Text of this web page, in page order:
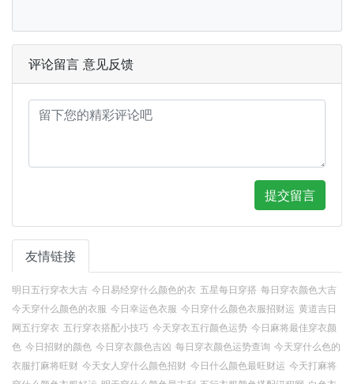
评论留言 意见反馈
提交留言
友情链接
明日五行穿衣大吉 今日易经穿什么颜色的衣 五星每日穿搭 每日穿衣颜色大吉
今天穿什么颜色的衣服 今日幸运色衣服 今日穿什么颜色衣服招财运 黄道吉日
网五行穿衣 五行穿衣搭配小技巧 今天穿衣五行颜色运势 今日麻将最佳穿衣颜
色 今日招财的颜色 今日穿衣颜色吉凶 每日穿衣颜色运势查询 今天穿什么色的
衣服打麻将旺财 今天女人穿什么颜色招财 今日什么颜色最旺财运 今天打麻将